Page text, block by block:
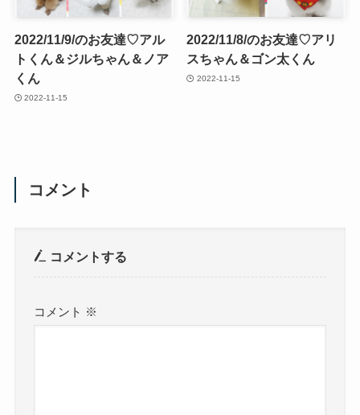
2022/11/9/のお友達♡アル
トくん＆ジルちゃん＆ノア
くん
2022-11-15
2022/11/8/のお友達♡アリ
スちゃん＆ゴン太くん
2022-11-15
コメント
コメントする
コメント ※